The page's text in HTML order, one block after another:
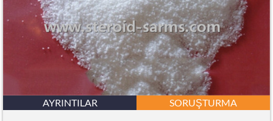
AYRINTILAR SORUŞTURMA